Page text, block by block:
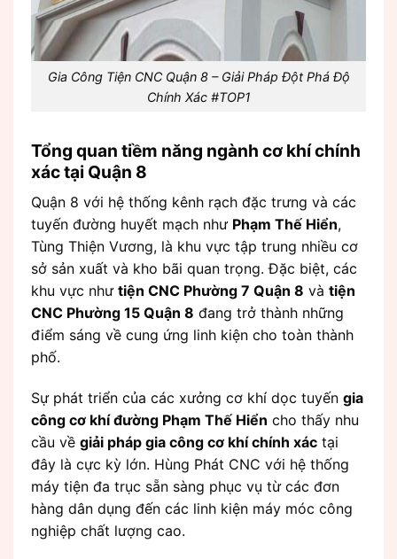
Gia Công Tiện CNC Quận 8 – Giải Pháp Đột Phá Độ
Chính Xác #TOP1
Tổng quan tiềm năng ngành cơ khí chính
xác tại Quận 8
Quận 8 với hệ thống kênh rạch đặc trưng và các
tuyến đường huyết mạch như Phạm Thế Hiển,
Tùng Thiện Vương, là khu vực tập trung nhiều cơ
sở sản xuất và kho bãi quan trọng. Đặc biệt, các
khu vực như tiện CNC Phường 7 Quận 8 và tiện
CNC Phường 15 Quận 8 đang trở thành những
điểm sáng về cung ứng linh kiện cho toàn thành
phố.
Sự phát triển của các xưởng cơ khí dọc tuyến gia
công cơ khí đường Phạm Thế Hiển cho thấy nhu
cầu về giải pháp gia công cơ khí chính xác tại
đây là cực kỳ lớn. Hùng Phát CNC với hệ thống
máy tiện đa trục sẵn sàng phục vụ từ các đơn
hàng dân dụng đến các linh kiện máy móc công
nghiệp chất lượng cao.